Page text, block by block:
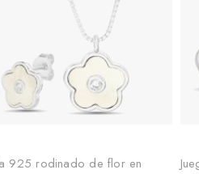
925 rodinado de flor en